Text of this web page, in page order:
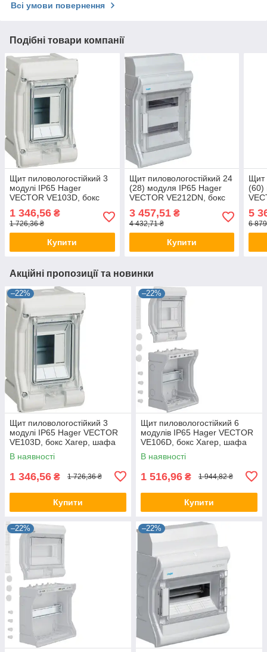
Всі умови повернення
Подібні товари компанії
Щит пиловологостійкий 3
модулі IP65 Hager
VECTOR VE103D, бокс
для автоматів
1 346,56 ₴
1 726,36 ₴
Купити
Щит пиловологостійкий 24
(28) модуля IP65 Hager
VECTOR VE212DN, бокс
3 457,51₴
4 432,71 ₴
Купити
Щит
(60)
для
5
6
Акційні пропозиції та новинки
–22%
Щит пиловологостійкий 3
модулі IP65 Hager VECTOR
VE103D, бокс Хагер, шафа
розподільна для автоматів
В наявності
1 346,56 ₴ 1 726,36 ₴
Купити
–22%
Щит пиловологостійкий 6
модулів IP65 Hager VECTOR
VE106D, бокс Хагер, шафа
розподільна для автоматів
В наявності
1 516,96 ₴ 1 944,82 ₴
Купити
–22% –22%